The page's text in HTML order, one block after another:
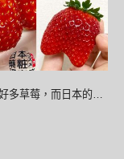
多草莓，而日本的…